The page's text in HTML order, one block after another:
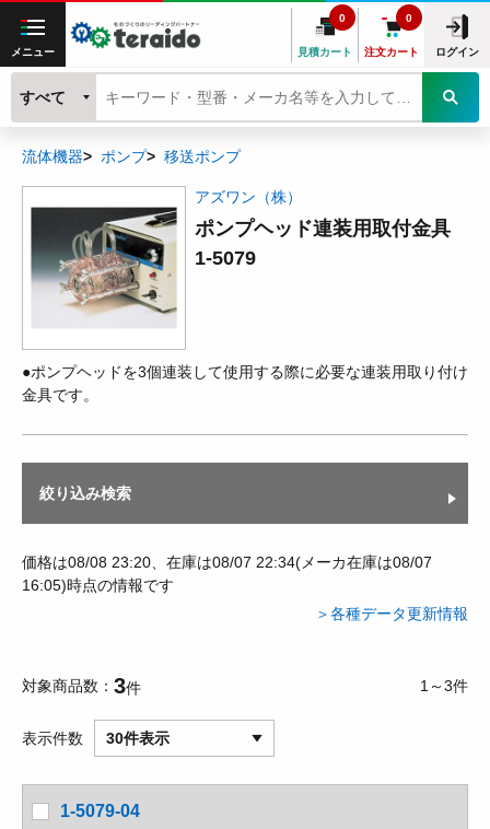
メニュー 見積カート
0
注文カート
0
ログイン
すべて
流体機器 ポンプ 移送ポンプ
アズワン（株）
ポンプヘッド連装用取付金具
1-5079
●ポンプヘッドを3個連装して使用する際に必要な連装用取り付け
金具です。
絞り込み検索
価格は08/08 23:20、在庫は08/07 22:34(メーカ在庫は08/07
16:05)時点の情報です
＞各種データ更新情報
対象商品数 3件 1～3件
表示件数 30件表示
1-5079-04